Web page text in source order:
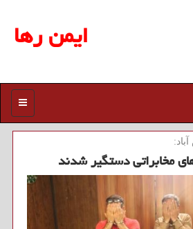
ایمن رها
منو
مخابراتی دستگیر شدند